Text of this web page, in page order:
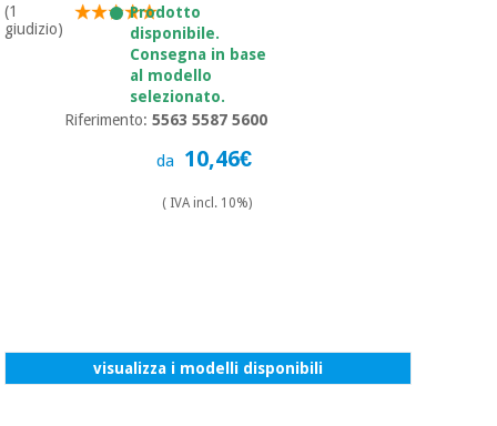
(1
giudizio)
Prodotto
disponibile.
Consegna in base
al modello
selezionato.
Riferimento:5563 5587 5600
da 10,46€
( IVA incl. 10%)
visualizza i modelli disponibili